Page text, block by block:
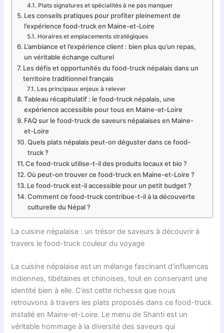
Plats signatures et spécialités à ne pas manquer
Les conseils pratiques pour profiter pleinement de
l’expérience food-truck en Maine-et-Loire
Horaires et emplacements stratégiques
L’ambiance et l’expérience client : bien plus qu’un repas,
un véritable échange culturel
Les défis et opportunités du food-truck népalais dans un
territoire traditionnel français
Les principaux enjeux à relever
Tableau récapitulatif : le food-truck népalais, une
expérience accessible pour tous en Maine-et-Loire
FAQ sur le food-truck de saveurs népalaises en Maine-
et-Loire
Quels plats népalais peut-on déguster dans ce food-
truck ?
Ce food-truck utilise-t-il des produits locaux et bio ?
Où peut-on trouver ce food-truck en Maine-et-Loire ?
Le food-truck est-il accessible pour un petit budget ?
Comment ce food-truck contribue-t-il à la découverte
culturelle du Népal ?
La cuisine népalaise : un trésor de saveurs à découvrir à
travers le food-truck couleur du voyage
La cuisine népalaise est un mélange fascinant d’influences
indiennes, tibétaines et chinoises, tout en conservant une
identité bien à elle. C’est cette richesse que nous
retrouvons à travers les plats proposés dans ce food-truck
installé en Maine-et-Loire. Le menu de Shanti est un
véritable hommage à la diversité des saveurs qui